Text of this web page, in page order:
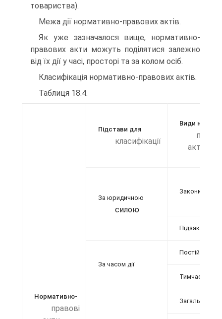
товариства).
Межа дії нормативно-правових актів.
Як уже зазначалося вище, нормативно-
правових акти можуть поділятися залежно
від їх дії у часі, просторі та за колом осіб.
Класифікація нормативно-правових актів.
Таблиця 18.4.
Нормативно-
правові
Підстави для
класифікації
Види
актів
За юридичною
силою
Закони
Підзаконні
За часом дії
Постійні
Тимчасові